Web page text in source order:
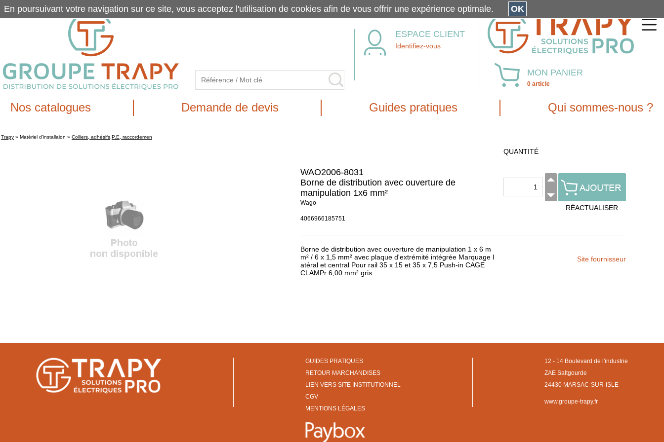
ESPACE CLIENT
Identifiez-vous
MON PANIER
0 article
Nos catalogues Demande de devis Guides pratiques Qui sommes-nous ?
Trapy » Matériel d'installaion » Colliers, adhésifs,P.E, raccordemen
WAO2006-8031
Borne de distribution avec ouverture de
manipulation 1x6 mm²
Wago
4066966185751
QUANTITÉ
RÉACTUALISER
Borne de distribution avec ouverture de manipulation 1 x 6 m
m² / 6 x 1,5 mm² avec plaque d'extrémité intégrée Marquage l
atéral et central Pour rail 35 x 15 et 35 x 7,5 Push-in CAGE
CLAMPr 6,00 mm² gris
Site fournisseur
GUIDES PRATIQUES
RETOUR MARCHANDISES
LIEN VERS SITE INSTITUTIONNEL
CGV
MENTIONS LÉGALES
12 - 14 Boulevard de l'industrie
ZAE Saltgourde
24430 MARSAC-SUR-ISLE
www.groupe-trapy.fr
En poursuivant votre navigation sur ce site, vous acceptez l'utilisation de cookies afin de vous offrir une expérience optimale. OK